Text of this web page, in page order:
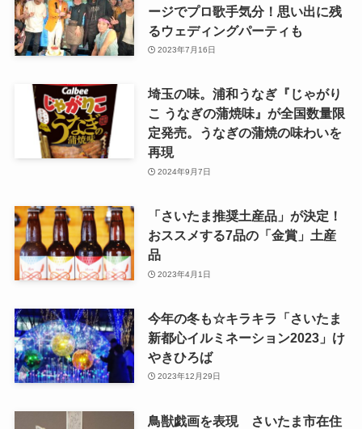
ージでプロ歌手気分！思い出に残
るウェディングパーティも
2023年7月16日
埼玉の味。浦和うなぎ『じゃがり
こ うなぎの蒲焼味』が全国数量限
定発売。うなぎの蒲焼の味わいを
再現
2024年9月7日
「さいたま推奨土産品」が決定！
おススメする7品の「金賞」土産
品
2023年4月1日
今年の冬も☆キラキラ「さいたま
新都心イルミネーション2023」け
やきひろば
2023年12月29日
鳥獣戯画を表現 さいたま市在住